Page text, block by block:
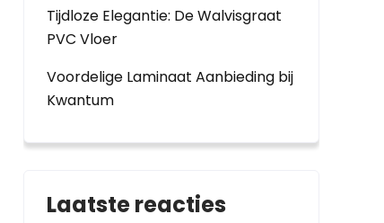
Tijdloze Elegantie: De Walvisgraat
PVC Vloer
Voordelige Laminaat Aanbieding bij
Kwantum
Laatste reacties